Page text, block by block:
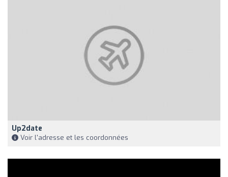
Up2date
Voir l'adresse et les coordonnées